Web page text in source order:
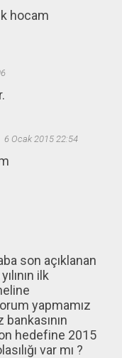
hocam
6 Ocak 2015 22:54
son açıklanan
ilk
yapmamız
hedefine 2015
var mı ?